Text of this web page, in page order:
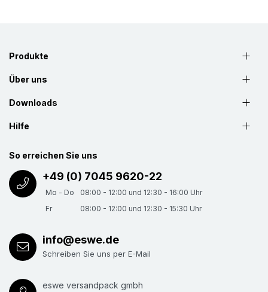
Produkte
Über uns
Downloads
Hilfe
So erreichen Sie uns
+49 (0) 7045 9620-22
Mo - Do
08:00 - 12:00 und 12:30 - 16:00 Uhr
Fr
08:00 - 12:00 und 12:30 - 15:30 Uhr
info@eswe.de
Schreiben Sie uns per E-Mail
eswe versandpack gmbh